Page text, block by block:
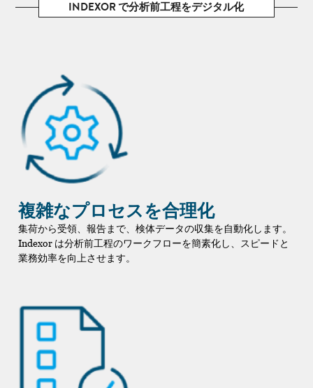
INDEXOR で分析前工程をデジタル化
複雑なプロセスを合理化
集荷から受領、報告まで、検体データの収集を自動化します。
Indexor は分析前工程のワークフローを簡素化し、スピードと
業務効率を向上させます。